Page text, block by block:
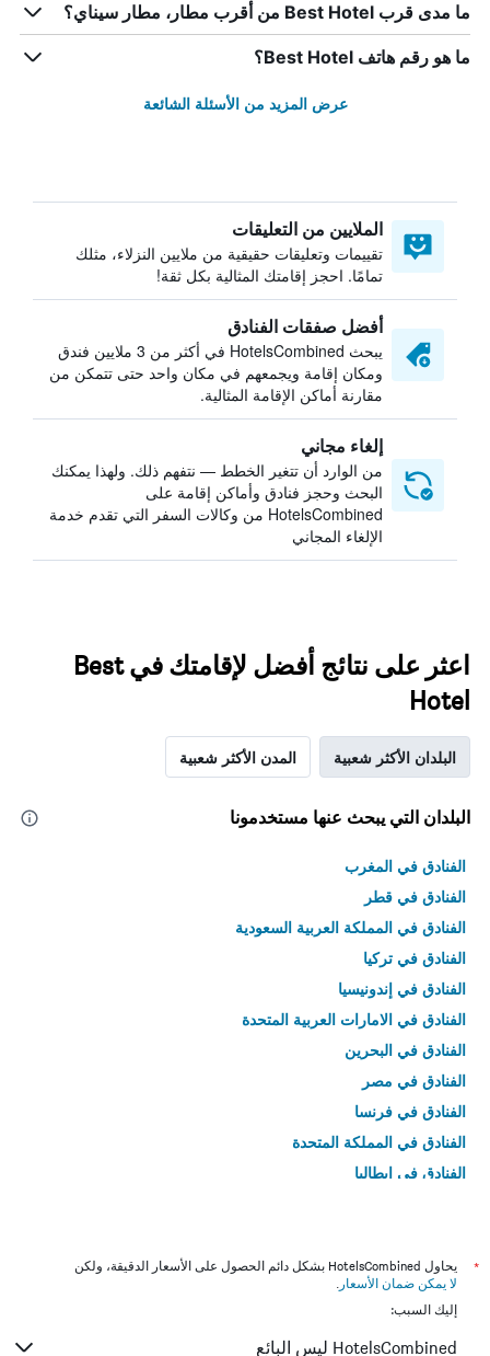
ما مدى قرب Best Hotel من أقرب مطار، مطار سيناي؟
ما هو رقم هاتف Best Hotel؟
عرض المزيد من الأسئلة الشائعة
الملايين من التعليقات
تقييمات وتعليقات حقيقية من ملايين النزلاء، مثلك
تمامًا. احجز إقامتك المثالية بكل ثقة!
أفضل صفقات الفنادق
يبحث HotelsCombined في أكثر من 3 ملايين فندق
ومكان إقامة ويجمعهم في مكان واحد حتى تتمكن من
مقارنة أماكن الإقامة المثالية.
إلغاء مجاني
من الوارد أن تتغير الخطط — نتفهم ذلك. ولهذا يمكنك
البحث وحجز فنادق وأماكن إقامة على
HotelsCombined من وكالات السفر التي تقدم خدمة
الإلغاء المجاني
اعثر على نتائج أفضل لإقامتك في Best
Hotel
البلدان الأكثر شعبية المدن الأكثر شعبية
البلدان التي يبحث عنها مستخدمونا
الفنادق في المغرب
الفنادق في قطر
الفنادق في المملكة العربية السعودية
الفنادق في تركيا
الفنادق في إندونيسيا
الفنادق في الامارات العربية المتحدة
الفنادق في البحرين
الفنادق في مصر
الفنادق في فرنسا
الفنادق في المملكة المتحدة
الفنادق في إيطاليا
*
يحاول HotelsCombined بشكل دائم الحصول على الأسعار الدقيقة، ولكن
لا يمكن ضمان الأسعار .
إليك السبب:
HotelsCombined ليس البائع